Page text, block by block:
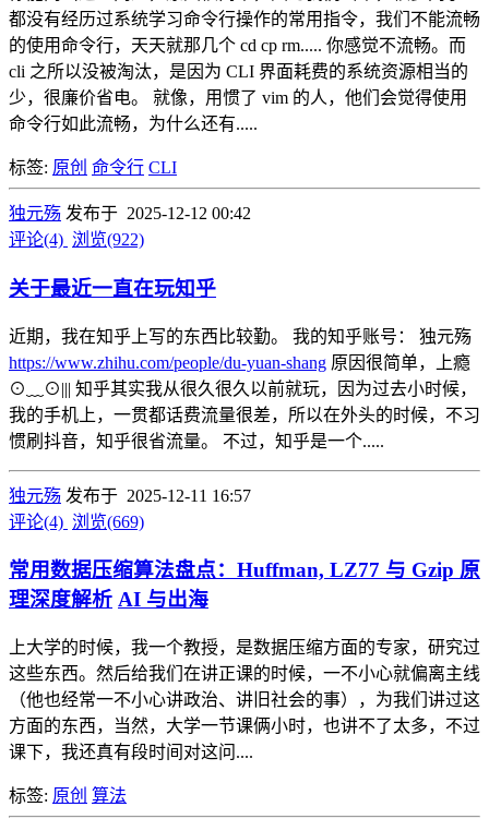
都没有经历过系统学习命令行操作的常用指令，我们不能流畅
的使用命令行，天天就那几个 cd cp rm..... 你感觉不流畅。而
cli 之所以没被淘汰，是因为 CLI 界面耗费的系统资源相当的
少，很廉价省电。 就像，用惯了 vim 的人，他们会觉得使用
命令行如此流畅，为什么还有.....
标签: 原创 命令行 CLI
独元殇 发布于 2025-12-12 00:42
评论(4) 浏览(922)
关于最近一直在玩知乎
近期，我在知乎上写的东西比较勤。 我的知乎账号： 独元殇
https://www.zhihu.com/people/du-yuan-shang 原因很简单，上瘾
⊙﹏⊙||| 知乎其实我从很久很久以前就玩，因为过去小时候，
我的手机上，一贯都话费流量很差，所以在外头的时候，不习
惯刷抖音，知乎很省流量。 不过，知乎是一个.....
独元殇 发布于 2025-12-11 16:57
评论(4) 浏览(669)
常用数据压缩算法盘点：Huffman, LZ77 与 Gzip 原
理深度解析 AI 与出海
上大学的时候，我一个教授，是数据压缩方面的专家，研究过
这些东西。然后给我们在讲正课的时候，一不小心就偏离主线
（他也经常一不小心讲政治、讲旧社会的事），为我们讲过这
方面的东西，当然，大学一节课俩小时，也讲不了太多，不过
课下，我还真有段时间对这问....
标签: 原创 算法